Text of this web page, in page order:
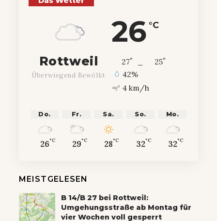
26 °C
Rottweil
Überwiegend Bewölkt
27° 25°
42%
4 km/h
Do.
26°C
Fr.
29°C
Sa.
28°C
So.
32°C
Mo.
32°C
MEISTGELESEN
B 14/B 27 bei Rottweil:
Umgehungsstraße ab Montag für
vier Wochen voll gesperrt